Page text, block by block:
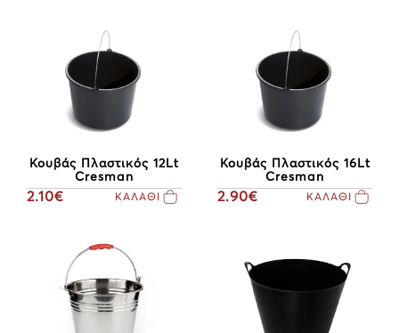
Κουβάς Πλαστικός 12Lt
Cresman
2.10€ ΚΑΛΑΘΙ
Κουβάς Πλαστικός 16Lt
Cresman
2.90€ ΚΑΛΑΘΙ